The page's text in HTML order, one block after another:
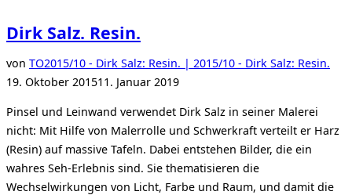
Dirk Salz. Resin.
von TO2015/10 - Dirk Salz: Resin. | 2015/10 - Dirk Salz: Resin.
19. Oktober 201511. Januar 2019
Pinsel und Leinwand verwendet Dirk Salz in seiner Malerei
nicht: Mit Hilfe von Malerrolle und Schwerkraft verteilt er Harz
(Resin) auf massive Tafeln. Dabei entstehen Bilder, die ein
wahres Seh-Erlebnis sind. Sie thematisieren die
Wechselwirkungen von Licht, Farbe und Raum, und damit die